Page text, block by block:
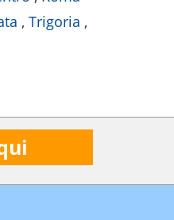
, Trigoria ,